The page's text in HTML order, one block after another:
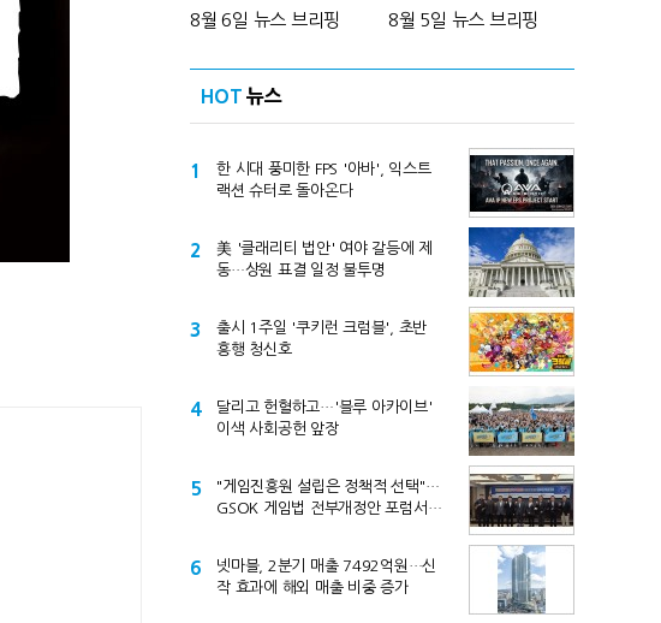
8월 6일 뉴스 브리핑 8월 5일 뉴스 브리핑
HOT 뉴스
1
한 시대 풍미한 FPS '아바', 익스트
랙션 슈터로 돌아온다
2
美 '클래리티 법안' 여야 갈등에 제
동…상원 표결 일정 불투명
3
출시 1주일 '쿠키런 크럼블', 초반
흥행 청신호
4
달리고 헌혈하고…'블루 아카이브'
이색 사회공헌 앞장
5
"게임진흥원 설립은 정책적 선택"…
GSOK 게임법 전부개정안 포럼서
6
넷마블, 2분기 매출 7492억원…신
작 효과에 해외 매출 비중 증가